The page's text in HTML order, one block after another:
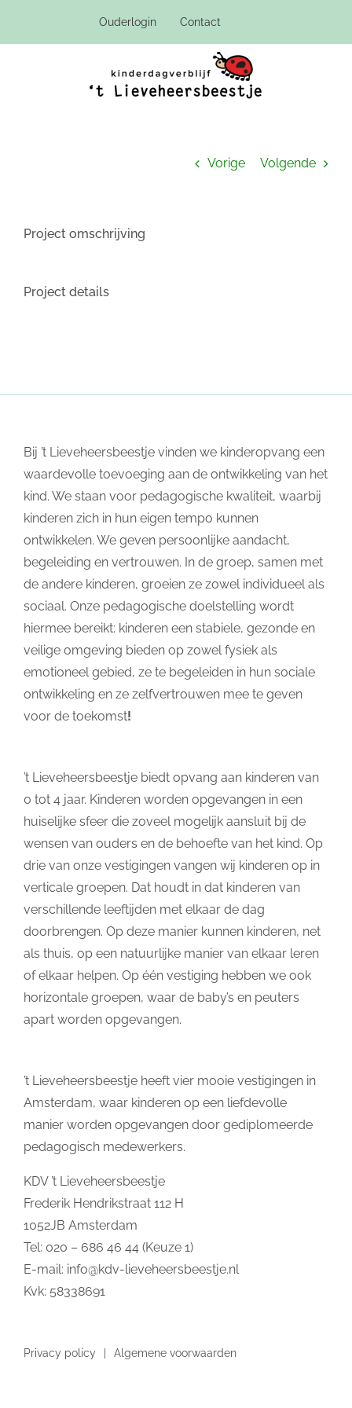
Ouderlogin Contact
Vorige Volgende
Project omschrijving
Project details
Bij ’t Lieveheersbeestje vinden we kinderopvang een
waardevolle toevoeging aan de ontwikkeling van het
kind. We staan voor pedagogische kwaliteit, waarbij
kinderen zich in hun eigen tempo kunnen
ontwikkelen. We geven persoonlijke aandacht,
begeleiding en vertrouwen. In de groep, samen met
de andere kinderen, groeien ze zowel individueel als
sociaal. Onze pedagogische doelstelling wordt
hiermee bereikt: kinderen een stabiele, gezonde en
veilige omgeving bieden op zowel fysiek als
emotioneel gebied, ze te begeleiden in hun sociale
ontwikkeling en ze zelfvertrouwen mee te geven
voor de toekomst!
’t Lieveheersbeestje biedt opvang aan kinderen van
0 tot 4 jaar. Kinderen worden opgevangen in een
huiselijke sfeer die zoveel mogelijk aansluit bij de
wensen van ouders en de behoefte van het kind. Op
drie van onze vestigingen vangen wij kinderen op in
verticale groepen. Dat houdt in dat kinderen van
verschillende leeftijden met elkaar de dag
doorbrengen. Op deze manier kunnen kinderen, net
als thuis, op een natuurlijke manier van elkaar leren
of elkaar helpen. Op één vestiging hebben we ook
horizontale groepen, waar de baby’s en peuters
apart worden opgevangen.
’t Lieveheersbeestje heeft vier mooie vestigingen in
Amsterdam, waar kinderen op een liefdevolle
manier worden opgevangen door gediplomeerde
pedagogisch medewerkers.
KDV ’t Lieveheersbeestje
Frederik Hendrikstraat 112 H
1052JB Amsterdam
Tel: 020 – 686 46 44 (Keuze 1)
E-mail: info@kdv-lieveheersbeestje.nl
Kvk: 58338691
Privacy policy Algemene voorwaarden